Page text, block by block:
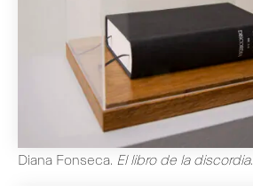
Diana Fonseca. El libro de la discordia.